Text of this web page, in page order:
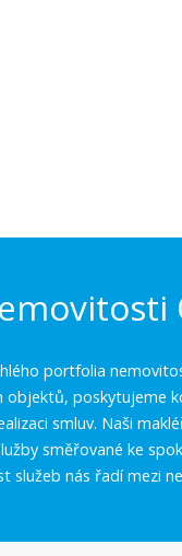
portfolia
objektů, poskytujeme
smluv. Naši
směřované ke
služeb nás řadí mezi